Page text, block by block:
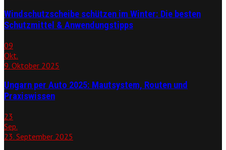
Windschutzscheibe schützen im Winter: Die besten
Schutzmittel & Anwendungstipps
09
Okt.
9. Oktober 2025
Ungarn per Auto 2025: Mautsystem, Routen und
Praxiswissen
23
Sep.
23. September 2025